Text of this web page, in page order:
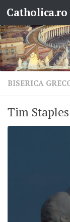
Skip to
Catholica.ro
BISERICA
Tim